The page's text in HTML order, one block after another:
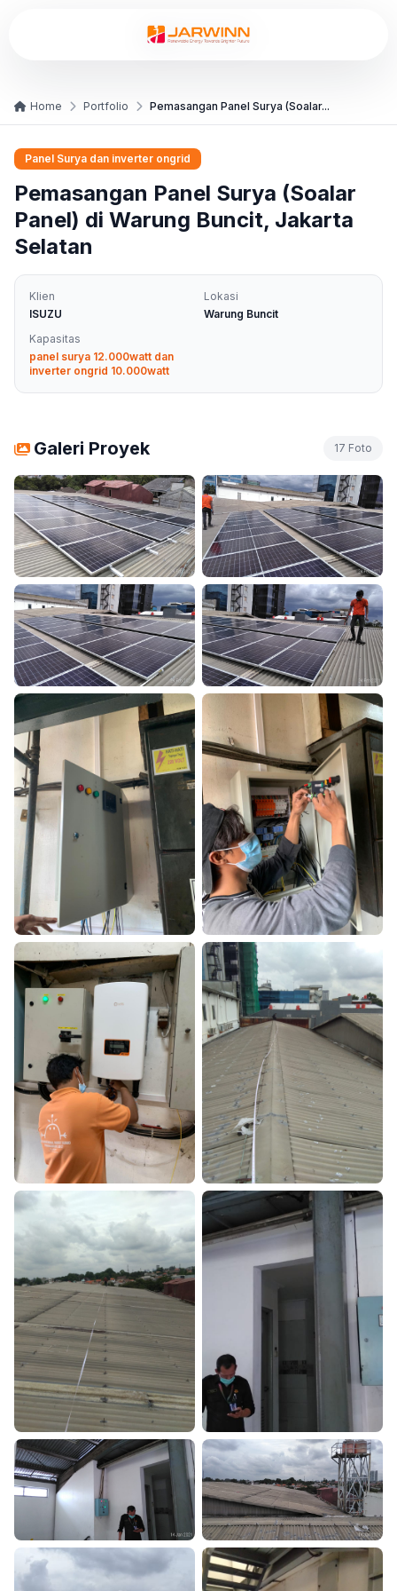
Home Portfolio Pemasangan Panel Surya (Soalar...
Panel Surya dan inverter ongrid
Pemasangan Panel Surya (Soalar
Panel) di Warung Buncit, Jakarta
Selatan
Klien
ISUZU
Lokasi
Warung Buncit
Kapasitas
panel surya 12.000watt dan
inverter ongrid 10.000watt
Galeri Proyek 17 Foto